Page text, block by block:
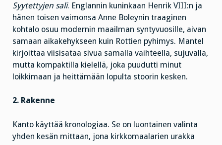
Syytettyjen sali. Englannin kuninkaan Henrik VIII:n ja
hänen toisen vaimonsa Anne Boleynin traaginen
kohtalo osuu modernin maailman syntyvuosille, aivan
samaan aikakehykseen kuin Rottien pyhimys. Mantel
kirjoittaa viisisataa sivua samalla vaihteella, sujuvalla,
mutta kompaktilla kielellä, joka puudutti minut
loikkimaan ja heittämään lopulta stoorin kesken.
2. Rakenne
Kanto käyttää kronologiaa. Se on luontainen valinta
yhden kesän mittaan, jona kirkkomaalarien urakka